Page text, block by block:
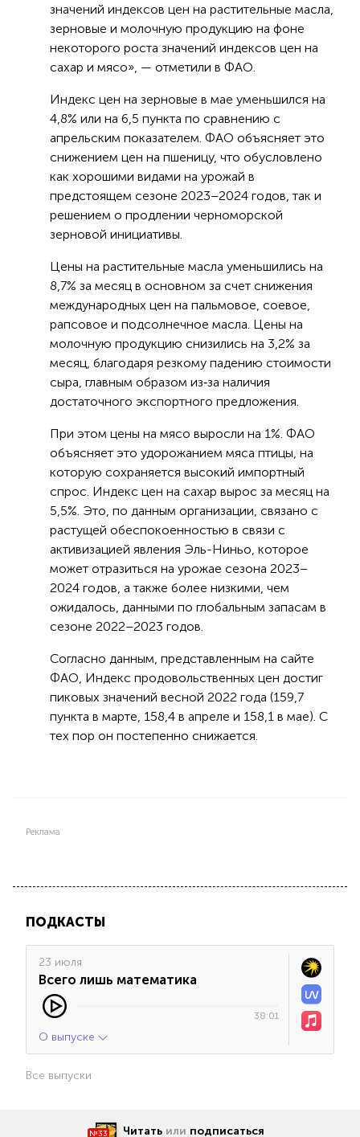
значений индексов цен на растительные масла,
зерновые и молочную продукцию на фоне
некоторого роста значений индексов цен на
сахар и мясо», — отметили в ФАО.
Индекс цен на зерновые в мае уменьшился на
4,8% или на 6,5 пункта по сравнению с
апрельским показателем. ФАО объясняет это
снижением цен на пшеницу, что обусловлено
как хорошими видами на урожай в
предстоящем сезоне 2023–2024 годов, так и
решением о продлении черноморской
зерновой инициативы.
Цены на растительные масла уменьшились на
8,7% за месяц в основном за счет снижения
международных цен на пальмовое, соевое,
рапсовое и подсолнечное масла. Цены на
молочную продукцию снизились на 3,2% за
месяц, благодаря резкому падению стоимости
сыра, главным образом из‑за наличия
достаточного экспортного предложения.
При этом цены на мясо выросли на 1%. ФАО
объясняет это удорожанием мяса птицы, на
которую сохраняется высокий импортный
спрос. Индекс цен на сахар вырос за месяц на
5,5%. Это, по данным организации, связано с
растущей обеспокоенностью в связи с
активизацией явления Эль-Ниньо, которое
может отразиться на урожае сезона 2023–
2024 годов, а также более низкими, чем
ожидалось, данными по глобальным запасам в
сезоне 2022–2023 годов.
Согласно данным, представленным на сайте
ФАО, Индекс продовольственных цен достиг
пиковых значений весной 2022 года (159,7
пункта в марте, 158,4 в апреле и 158,1 в мае). С
тех пор он постепенно снижается.
Реклама
ПОДКАСТЫ
23 июля
Всего лишь математика
38:01
О выпуске
Все выпуски
№33 Читать или подписаться